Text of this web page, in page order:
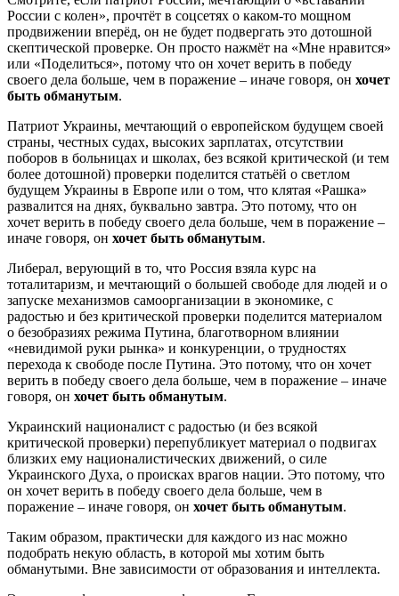
России с колен», прочтёт в соцсетях о каком-то мощном
продвижении вперёд, он не будет подвергать это дотошной
скептической проверке. Он просто нажмёт на «Мне нравится»
или «Поделиться», потому что он хочет верить в победу
своего дела больше, чем в поражение – иначе говоря, он хочет
быть обманутым.
Патриот Украины, мечтающий о европейском будущем своей
страны, честных судах, высоких зарплатах, отсутствии
поборов в больницах и школах, без всякой критической (и тем
более дотошной) проверки поделится статьёй о светлом
будущем Украины в Европе или о том, что клятая «Рашка»
развалится на днях, буквально завтра. Это потому, что он
хочет верить в победу своего дела больше, чем в поражение –
иначе говоря, он хочет быть обманутым.
Либерал, верующий в то, что Россия взяла курс на
тоталитаризм, и мечтающий о большей свободе для людей и о
запуске механизмов самоорганизации в экономике, с
радостью и без критической проверки поделится материалом
о безобразиях режима Путина, благотворном влиянии
«невидимой руки рынка» и конкуренции, о трудностях
перехода к свободе после Путина. Это потому, что он хочет
верить в победу своего дела больше, чем в поражение – иначе
говоря, он хочет быть обманутым.
Украинский националист с радостью (и без всякой
критической проверки) перепубликует материал о подвигах
близких ему националистических движений, о силе
Украинского Духа, о происках врагов нации. Это потому, что
он хочет верить в победу своего дела больше, чем в
поражение – иначе говоря, он хочет быть обманутым.
Таким образом, практически для каждого из нас можно
подобрать некую область, в которой мы хотим быть
обманутыми. Вне зависимости от образования и интеллекта.